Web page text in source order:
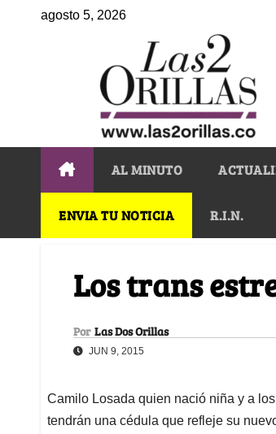
agosto 5, 2026
AL MINUTO
ENVIA TU NOTICIA R.I.N.
Los trans
Por Las Dos Orillas
JUN 9, 2015
Camilo Losada quien nació niña y a
tendrán una cédula que refleje su